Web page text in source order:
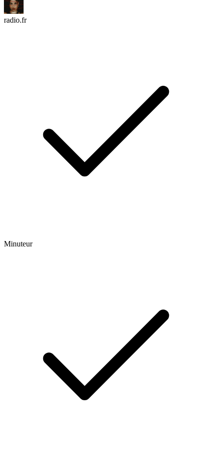
radio.fr
Minuteur